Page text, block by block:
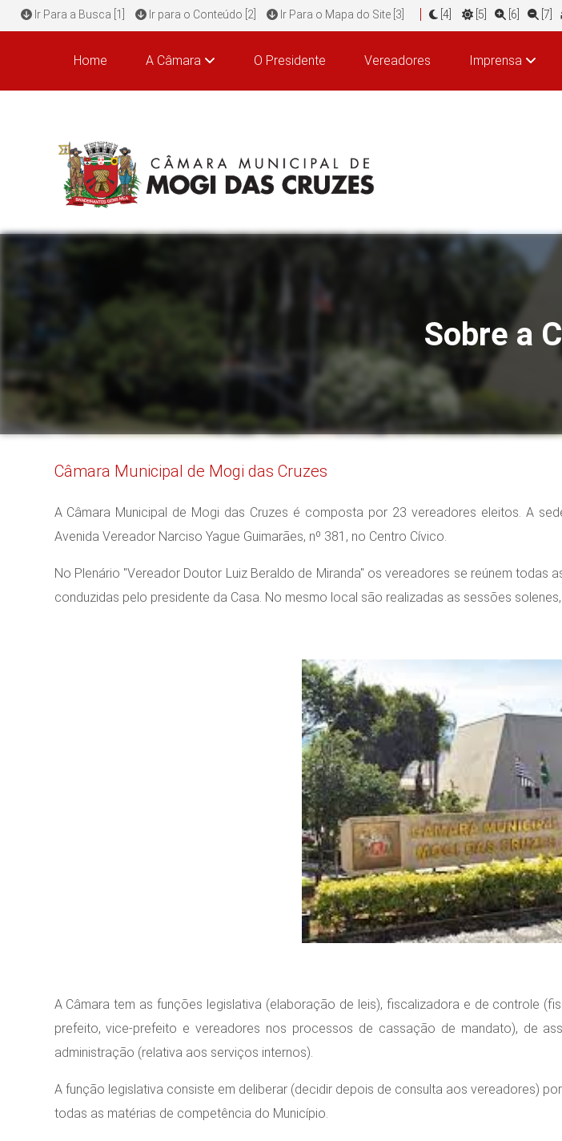
Ir Para a Busca [1] Ir para o Conteúdo [2] Ir Para o Mapa do Site [3] [4] [5] [6] [7]
Home A Câmara O Presidente Vereadores Imprensa
Sobre a
Câmara Municipal de Mogi das Cruzes
A Câmara Municipal de Mogi das Cruzes é composta por 23 vereadores eleitos. A
Avenida Vereador Narciso Yague Guimarães, nº 381, no Centro Cívico.
No Plenário "Vereador Doutor Luiz Beraldo de Miranda" os vereadores se reúnem
conduzidas pelo presidente da Casa. No mesmo local são realizadas as sessões
A Câmara tem as funções legislativa (elaboração de leis), fiscalizadora e de controle
prefeito, vice-prefeito e vereadores nos processos de cassação de mandato), de
administração (relativa aos serviços internos).
A função legislativa consiste em deliberar (decidir depois de consulta aos vereadores)
todas as matérias de competência do Município.